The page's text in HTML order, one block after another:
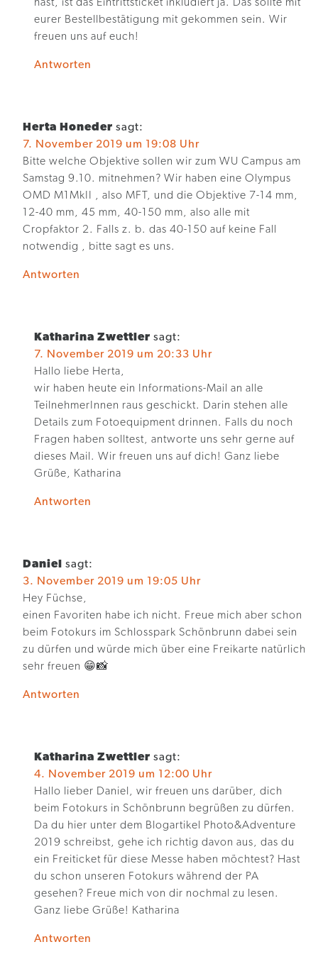
eurer Bestellbestätigung mit gekommen sein. Wir
freuen uns auf euch!
Antworten
Herta Honeder sagt:
7. November 2019 um 19:08 Uhr
Bitte welche Objektive sollen wir zum WU Campus am
Samstag 9.10. mitnehmen? Wir haben eine Olympus
OMD M1MkII , also MFT, und die Objektive 7-14 mm,
12-40 mm, 45 mm, 40-150 mm, also alle mit
Cropfaktor 2. Falls z. b. das 40-150 auf keine Fall
notwendig , bitte sagt es uns.
Antworten
Katharina Zwettler sagt:
7. November 2019 um 20:33 Uhr
Hallo liebe Herta,
wir haben heute ein Informations-Mail an alle
TeilnehmerInnen raus geschickt. Darin stehen alle
Details zum Fotoequipment drinnen. Falls du noch
Fragen haben solltest, antworte uns sehr gerne auf
dieses Mail. Wir freuen uns auf dich! Ganz liebe
Grüße, Katharina
Antworten
Daniel sagt:
3. November 2019 um 19:05 Uhr
Hey Füchse,
einen Favoriten habe ich nicht. Freue mich aber schon
beim Fotokurs im Schlosspark Schönbrunn dabei sein
zu dürfen und würde mich über eine Freikarte natürlich
sehr freuen 😁📸
Antworten
Katharina Zwettler sagt:
4. November 2019 um 12:00 Uhr
Hallo lieber Daniel, wir freuen uns darüber, dich
beim Fotokurs in Schönbrunn begrüßen zu dürfen.
Da du hier unter dem Blogartikel Photo&Adventure
2019 schreibst, gehe ich richtig davon aus, das du
ein Freiticket für diese Messe haben möchtest? Hast
du schon unseren Fotokurs während der PA
gesehen? Freue mich von dir nochmal zu lesen.
Ganz liebe Grüße! Katharina
Antworten